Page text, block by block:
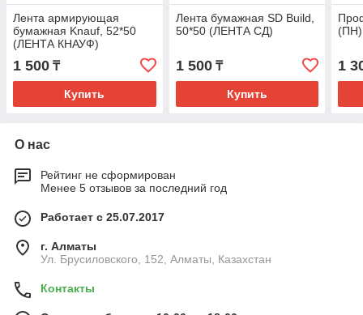
Лента армирующая
бумажная Knauf, 52*50
(ЛЕНТА КНАУФ)
1 500 ₸
Купить
Лента бумажная SD Build,
50*50 (ЛЕНТА СД)
1 500₸
Купить
(ПН)
1
О нас
Рейтинг не сформирован
Менее 5 отзывов за последний год
Работает с 25.07.2017
г. Алматы
Ул. Брусиловского, 152, Алматы, Казахстан
Контакты